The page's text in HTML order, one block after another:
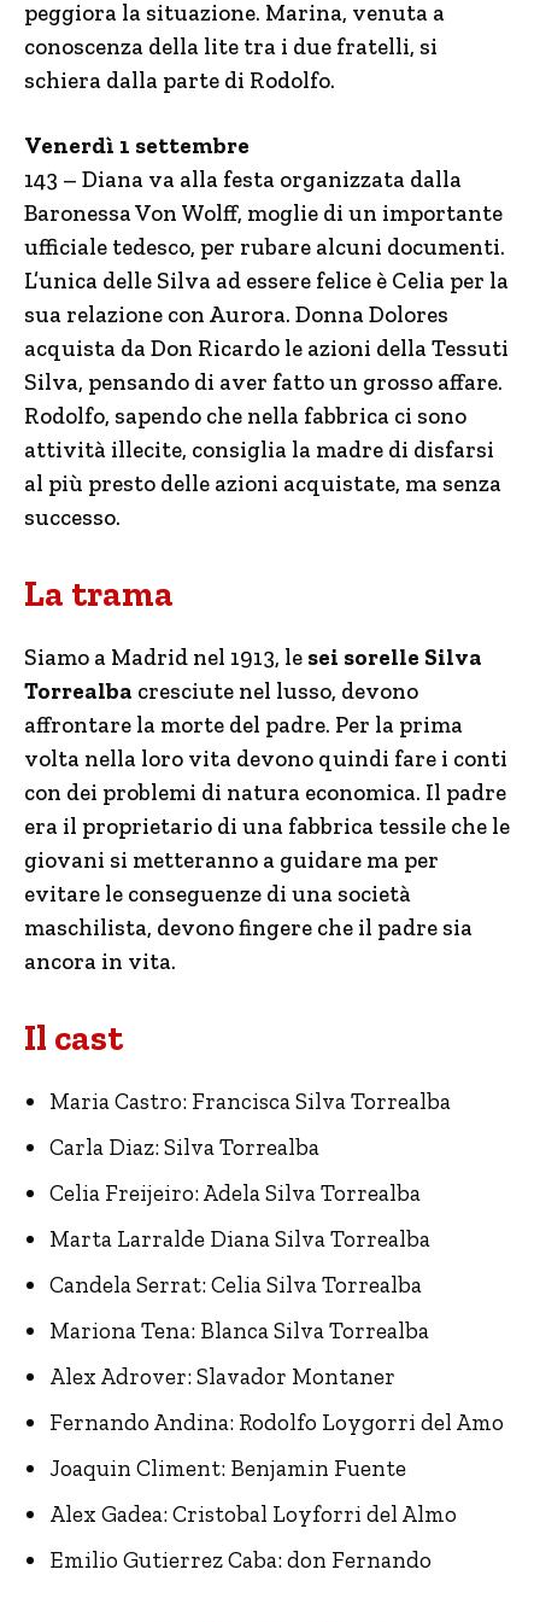
peggiora la situazione. Marina, venuta a
conoscenza della lite tra i due fratelli, si
schiera dalla parte di Rodolfo.
Venerdì 1 settembre
143 – Diana va alla festa organizzata dalla
Baronessa Von Wolff, moglie di un importante
ufficiale tedesco, per rubare alcuni documenti.
L’unica delle Silva ad essere felice è Celia per la
sua relazione con Aurora. Donna Dolores
acquista da Don Ricardo le azioni della Tessuti
Silva, pensando di aver fatto un grosso affare.
Rodolfo, sapendo che nella fabbrica ci sono
attività illecite, consiglia la madre di disfarsi
al più presto delle azioni acquistate, ma senza
successo.
La trama
Siamo a Madrid nel 1913, le sei sorelle Silva
Torrealba cresciute nel lusso, devono
affrontare la morte del padre. Per la prima
volta nella loro vita devono quindi fare i conti
con dei problemi di natura economica. Il padre
era il proprietario di una fabbrica tessile che le
giovani si metteranno a guidare ma per
evitare le conseguenze di una società
maschilista, devono fingere che il padre sia
ancora in vita.
Il cast
Maria Castro: Francisca Silva Torrealba
Carla Diaz: Silva Torrealba
Celia Freijeiro: Adela Silva Torrealba
Marta Larralde Diana Silva Torrealba
Candela Serrat: Celia Silva Torrealba
Mariona Tena: Blanca Silva Torrealba
Alex Adrover: Slavador Montaner
Fernando Andina: Rodolfo Loygorri del Amo
Joaquin Climent: Benjamin Fuente
Alex Gadea: Cristobal Loyforri del Almo
Emilio Gutierrez Caba: don Fernando